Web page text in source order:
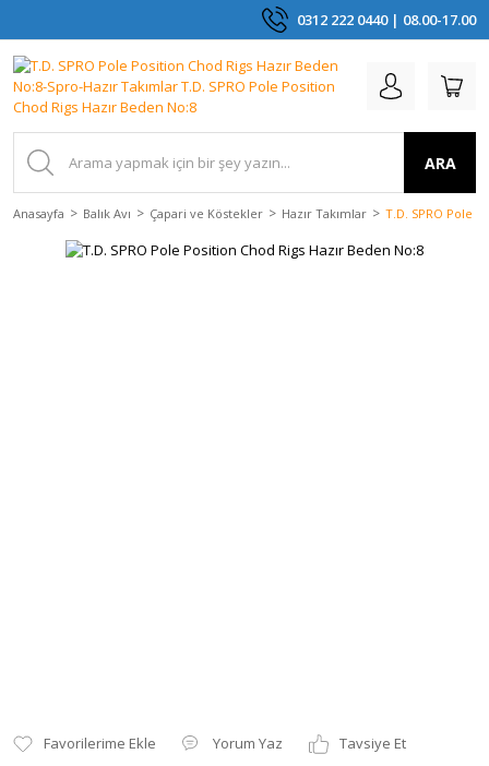
0312 222 0440 | 08.00-17.00
ARA
Anasayfa Balık Avı Çapari ve Köstekler Hazır Takımlar T.D. SPRO Pole
Yorum Yaz
Tavsiye Et